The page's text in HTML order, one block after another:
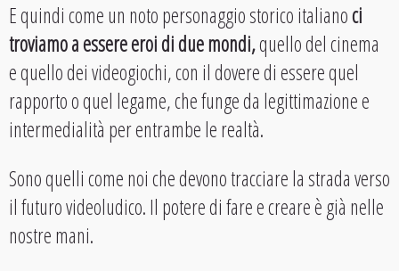
E quindi come un noto personaggio storico italianoci
troviamo a essere eroi di due mondi,quello del cinema
e quello dei videogiochi, con il dovere di essere quel
rapporto o quel legame, che funge da legittimazione e
intermedialità per entrambe le realtà.
Sono quelli come noi che devono tracciare la strada verso
il futuro videoludico. Il potere di fare e creare è già nelle
nostre mani.